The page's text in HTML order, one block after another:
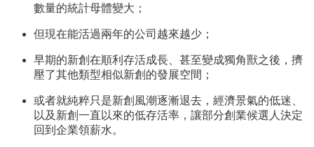
數量的統計母體變大；
但現在能活過兩年的公司越來越少；
早期的新創在順利存活成長、甚至變成獨角獸之後，擠
壓了其他類型相似新創的發展空間；
或者就純粹只是新創風潮逐漸退去，經濟景氣的低迷、
以及新創一直以來的低存活率，讓部分創業候選人決定
回到企業領薪水。